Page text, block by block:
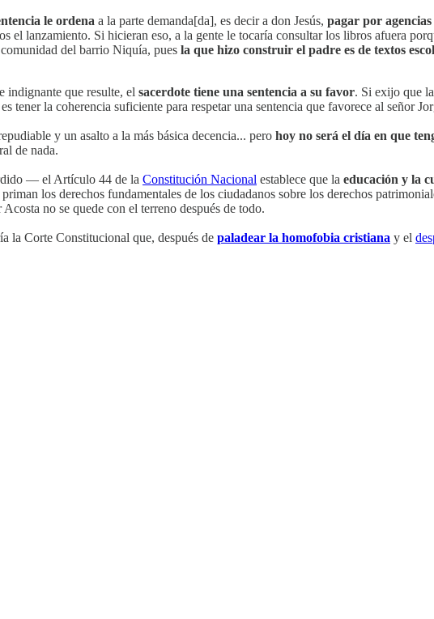
le ordena a la parte demanda[da], es decir a don Jesús, pagar por
el lanzamiento. Si hicieran eso, a la gente le tocaría consultar los libros afuera
del barrio Niquía, pues la que hizo construir el padre es de textos
indignante que resulte, el sacerdote tiene una sentencia a su favor. Si exijo que
tener la coherencia suficiente para respetar una sentencia que favorece al señor
y un asalto a la más básica decencia... pero hoy no será el día en que
de nada.
— el Artículo 44 de la Constitución Nacional establece que la educación y la
los derechos fundamentales de los ciudadanos sobre los derechos
no se quede con el terreno después de todo.
la Corte Constitucional que, después de paladear la homofobia cristiana y el